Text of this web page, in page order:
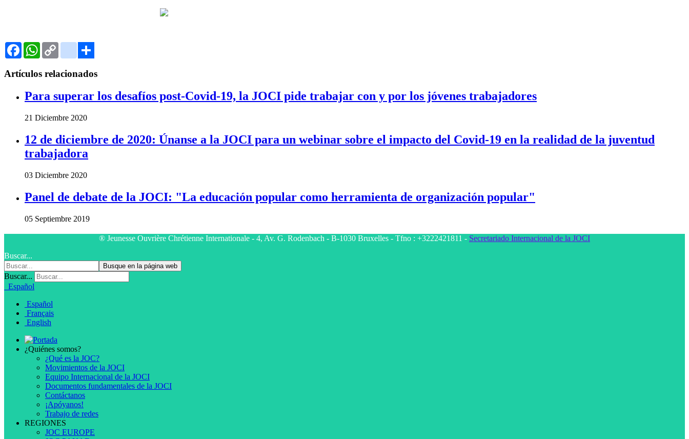
FacebookWhatsApp
Copy
Gmail
Artículos relacionados
Para superar los desafíos post-Covid-19, la JOCI pide trabajar con y por los jóvenes trabajadores
21 Diciembre 2020
12 de diciembre de 2020: Únanse a la JOCI para un webinar sobre el impacto del Covid-19 en la realidad de la juventud
trabajadora
03 Diciembre 2020
Panel de debate de la JOCI: "La educación popular como herramienta de organización popular"
05 Septiembre 2019
® Jeunesse Ouvrière Chrétienne Internationale - 4, Av. G. Rodenbach - B-1030 Bruxelles - Tfno : +3222421811 - Secretariado Internacional de la JOCI
Buscar...
Busque en la página web
Buscar...
Español
Español
Français
English
¿Quiénes somos?
¿Qué es la JOC?
Movimientos de la JOCI
Equipo Internacional de la JOCI
Documentos fundamentales de la JOCI
Contáctanos
¡Apóyanos!
Trabajo de redes
REGIONES
JOC EUROPE